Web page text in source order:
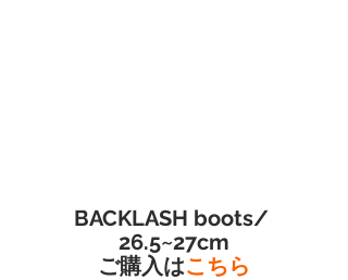
BACKLASH boots/
26.5~27cm
ご購入はこちら